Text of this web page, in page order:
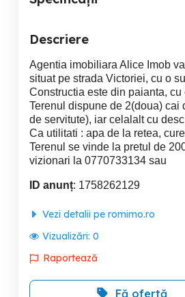
Descriere
Agentia imobiliara Alice Imob
situat pe strada Victoriei, cu o
Constructia este din paianta, cu
Terenul dispune de 2(doua)
de servitute), iar celalalt cu
Ca utilitati : apa de la retea,
Terenul se vinde la pretul de
vizionari la 0770733134 sau
ID anunț: 1758262129
Vezi detalii pe romimo.ro
Vizualizări: 0
Raportează
Fă ofertă